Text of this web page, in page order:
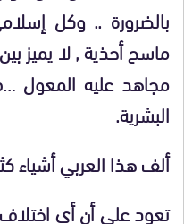
بالضرورة .. وكل
ماسح أحذية , لا يميز
مجاهد عليه المعول
البشرية.
ألف هذا العربي أشياء
تعود علي أن أي